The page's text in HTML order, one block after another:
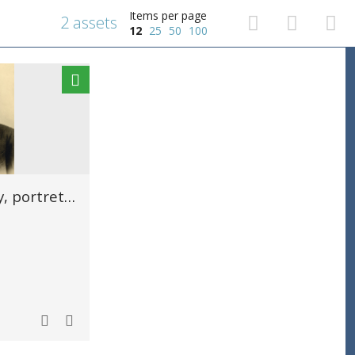
Items per page
12 25 50 100
2 assets
Omer Karel de Laey, portret, borststuk naar links kijkend.